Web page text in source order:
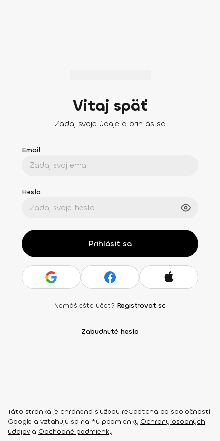
Vitaj späť
Zadaj svoje údaje a prihlás sa
Email
Heslo
Prihlásiť sa
Nemáš ešte účet? Registrovať sa
Zabudnuté heslo
Táto stránka je chránená službou reCaptcha od spoločnosti
Google a vzťahujú sa na ňu podmienky Ochrany osobných
údajov a Obchodné podmienky